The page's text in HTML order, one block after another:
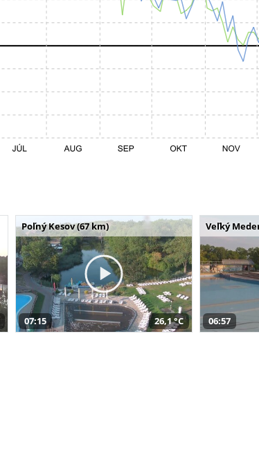
Poľný Kesov (67 km)
07:15 26,1 °C
Veľký
06:57